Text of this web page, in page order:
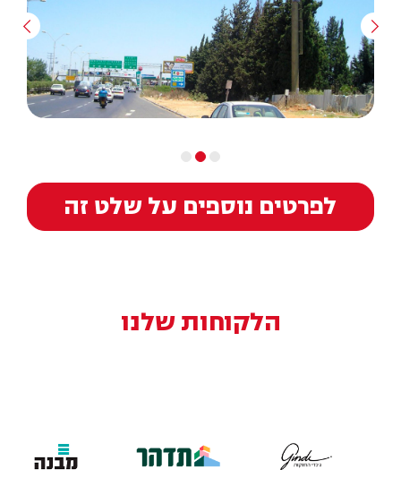
לפרטים נוספים על שלט זה
הלקוחות שלנו